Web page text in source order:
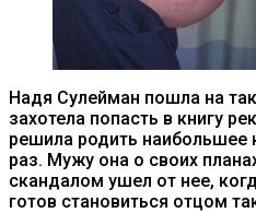
Надя Сулейман пошла на
захотела попасть в книгу
решила родить наибольшее
раз. Мужу она о своих
скандалом ушел от нее,
готов становиться отцом